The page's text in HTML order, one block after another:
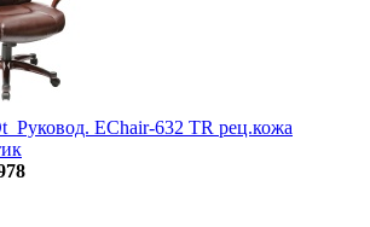
EChair-632 TR рец.кожа